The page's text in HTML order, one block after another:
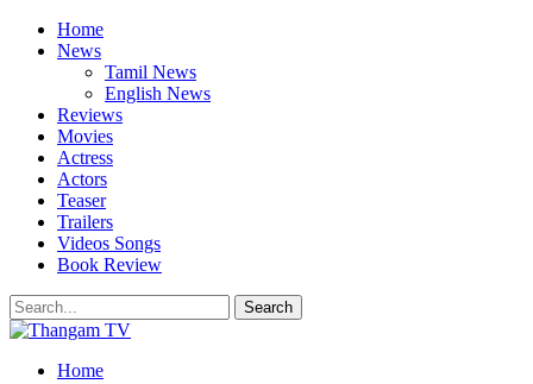
Home
News
Tamil News
English News
Reviews
Movies
Actress
Actors
Teaser
Trailers
Videos Songs
Book Review
Home